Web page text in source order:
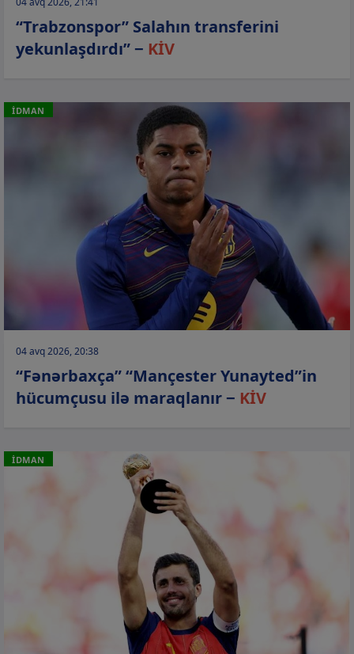
“Trabzonspor” Salahın transferini
yekunlaşdırdı” − KİV
İDMAN
04 avq 2026, 20:38
“Fənərbaxça” “Mançester Yunayted”in
hücumçusu ilə maraqlanır − KİV
İDMAN